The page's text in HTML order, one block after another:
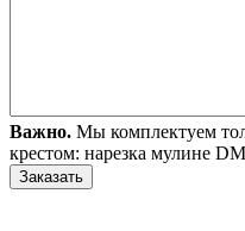
Важно. Мы комплектуем
крестом: нарезка мулине